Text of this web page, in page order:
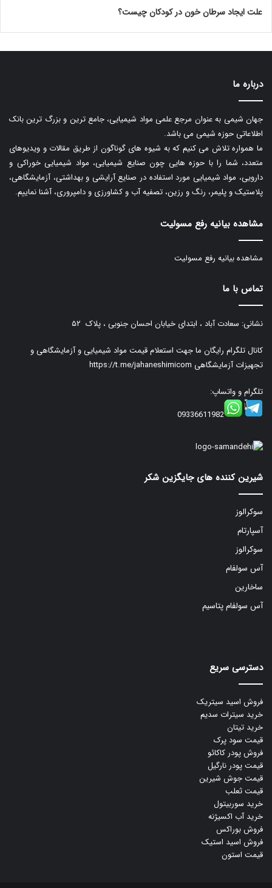
علت ایجاد سرطان خون در کودکان چیست؟
درباره ما
جهان شیمی به عنوان مرجع علمی مواد شیمیایی، جامع ترین و بزرگ ترین بانک
اطلاعاتی حوزه شیمی می باشد.
ما همواره تلاش می کنیم که به شیوه های گوناگون از طریق مقالات و ویدیوهای
متعدد، شما را با حوزه هایی چون صنایع شیمیایی، مواد شیمیایی خوراکی و
دارویی، مواد شیمیایی مورد استفاده در صنایع آرایشی و بهداشتی، آزمایشگاهی،
پلاستیک و پلیمر، رنگ و رزین، تصفیه آب و کشاورزی و دامپروری، آشنا نماییم.
مشاهده بیانیه رفع مسولیت
مشاهده بیانیه رفع مسولیت
تماس با ما
نشانی: سعادت آباد ، ابتدای خیابان احسان جنوبی ، پلاک ۵۲
کانال تلگرام رایگان ما جهت استعلام قیمت مواد شیمیایی و آزمایشگاهی و
تجهیزات آزمایشگاهی https://t.me/jahaneshimicom
تلگرام و واتساپ:
09336611982
شیرین کننده های جایگزین شکر
سوکرالوز
آسپارتام
سوکرالوز
آس سولفام
ساخارین
آس سولفام پتاسیم
دسترسی سریع
فروش اسید سیتریک
خرید سیترات سدیم
خرید تیتان
قیمت سود پرک
فروش پودر کاکائو
قیمت پودر نارگیل
قیمت جوش شیرین
قیمت ثعلب
خرید سوربیتول
خرید آب اکسیژنه
فروش بوراکس
فروش اسید استیک
قیمت استون